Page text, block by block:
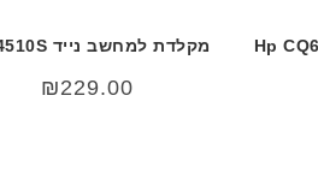
מקלדת למחשב נייד Hp 4510S
₪229.00